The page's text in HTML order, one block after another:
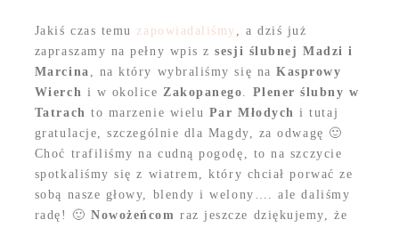
Jakiś czas temu zapowiadaliśmy
, a dziś już
zapraszamy na pełny wpis zsesji ślubnej Madzi i
Marcina
, na który wybraliśmy się naKasprowy
Wierch i w okolice Zakopanego
Plener ślubny w
Tatrach to marzenie wielu Par Młodych i tutaj
gratulacje, szczególnie dla Magdy, za odwagę 🙂
Choć trafiliśmy na cudną pogodę, to na szczycie
spotkaliśmy się z wiatrem, który chciał porwać ze
sobą nasze głowy, blendy i welony…. ale daliśmy
radę! 🙂Nowożeńcom raz jeszcze dziękujemy, że